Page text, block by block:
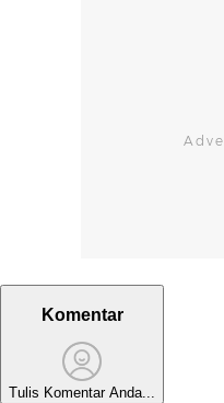
Komentar
Tulis Komentar Anda...